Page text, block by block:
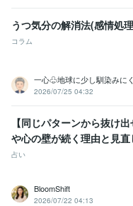
うつ気分の解消法(感情処
コラム
一心♧地球に少し馴染みに
2026/07/25 04:32
【同じパターンから抜け
や心の壁が続く理由と見直
占い
BloomShift
2026/07/22 04:13